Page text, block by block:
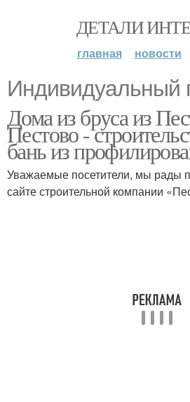
ДЕТАЛИ
главная новости
Индивидуальный
Дома из бруса из
Пестово -
бань из
Уважаемые посетители, мы рады
сайте строительной компании